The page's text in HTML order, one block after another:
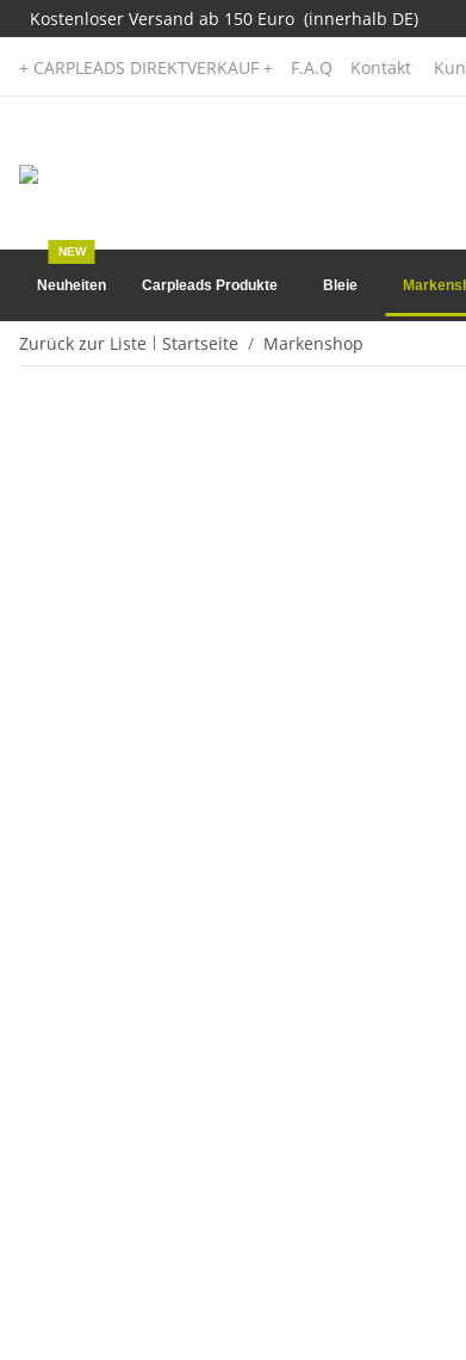
Kostenloser Versand ab 150 Euro (innerhalb DE)
+ CARPLEADS DIREKTVERKAUF + F.A.Q Kontakt
Neuheiten
NEW
Carpleads Produkte Bleie
Zurück zur Liste Startseite Markenshop